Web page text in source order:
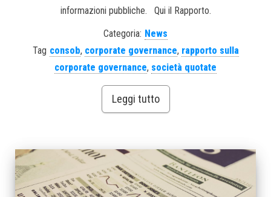
informazioni pubbliche. Qui il Rapporto.
Categoria: News
Tag consob, corporate governance, rapporto sulla
corporate governance, società quotate
Leggi tutto